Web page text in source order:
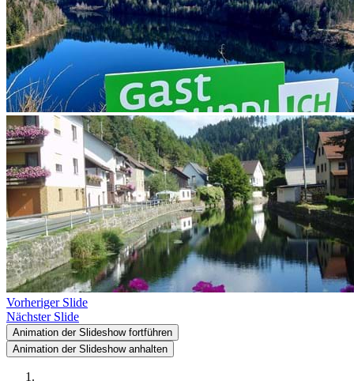
Vorheriger Slide
Nächster Slide
Animation der Slideshow fortführen
Animation der Slideshow anhalten